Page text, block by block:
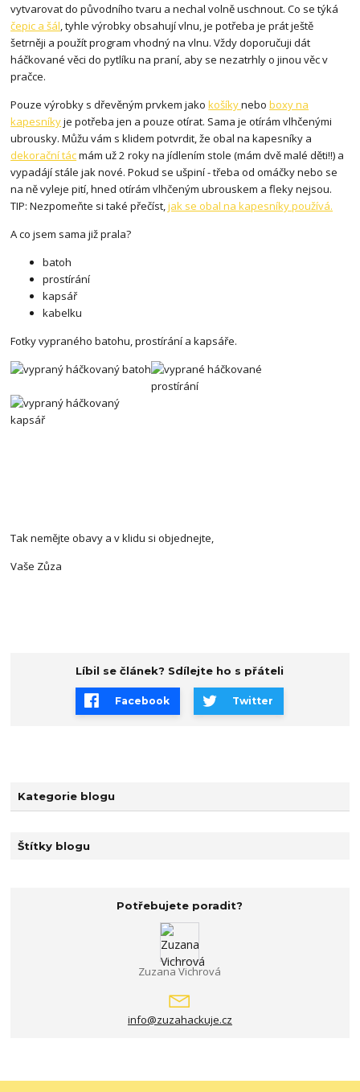
Kategorie blogu
Štítky blogu
Potřebujete poradit?
Zuzana Vichrová
info@zuzahackuje.cz
vytvarovat do původního tvaru a nechal volně uschnout. Co se týká
čepic a šál , tyhle výrobky obsahují vlnu, je potřeba je prát ještě
šetrněji a použít program vhodný na vlnu. Vždy doporučuji dát
háčkované věci do pytlíku na praní, aby se nezatrhly o jinou věc v
pračce.
Pouze výrobky s dřevěným prvkem jakokošíkyneboboxy na
kapesníkyje potřeba jen a pouze otírat. Sama je otírám vlhčenými
ubrousky. Můžu vám s klidem potvrdit, že obal na kapesníky a
dekorační tácmám už 2 roky na jídlením stole (mám dvě malé děti!!) a
vypadájí stále jak nové. Pokud se ušpiní - třeba od omáčky nebo se
na ně vyleje pití, hned otírám vlhčeným ubrouskem a fleky nejsou.
TIP: Nezpomeňte si také přečíst,jak se obal na kapesníky používá.
A co jsem sama již prala?
batoh
prostírání
kapsář
kabelku
Fotky vypraného batohu, prostírání a kapsáře.
Tak nemějte obavy a v klidu si objednejte,
Vaše Zůza
Líbil se článek? Sdílejte ho s přáteli
Facebook Twitter